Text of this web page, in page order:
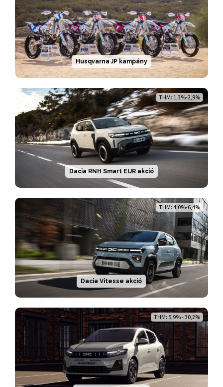
Husqvarna JP kampány
THM: 1,3%-2,9%
Dacia RNH Smart EUR akció
THM: 4,0%-6,4%
Dacia Vitesse akció
THM: 5,9% - 30,2%